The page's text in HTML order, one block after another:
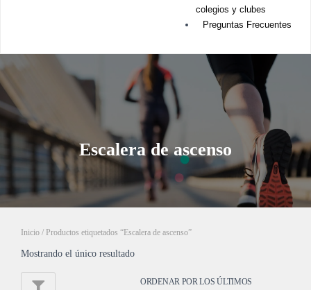
colegios y clubes
Preguntas Frecuentes
Escalera de ascenso
Inicio / Productos etiquetados “Escalera de ascenso”
Mostrando el único resultado